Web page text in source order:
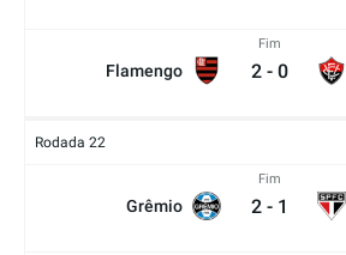
Flamengo
Fim
2 - 0
Rodada 22
Grêmio
Fim
2 - 1